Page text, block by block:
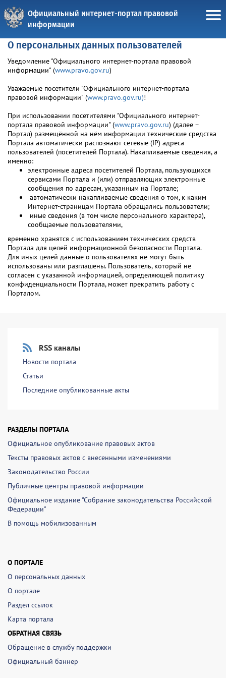
Официальный интернет-портал правовой
информации
О персональных данных пользователей
Уведомление "Официального интернет-портала правовой
информации" (www.pravo.gov.ru)
Уважаемые посетители "Официального интернет-портала
правовой информации" (www.pravo.gov.ru)!
При использовании посетителями "Официального интернет-
портала правовой информации" (www.pravo.gov.ru) (далее –
Портал) размещённой на нём информации технические средства
Портала автоматически распознают сетевые (IP) адреса
пользователей (посетителей Портала). Накапливаемые сведения, а
именно:
электронные адреса посетителей Портала, пользующихся
сервисами Портала и (или) отправляющих электронные
сообщения по адресам, указанным на Портале;
автоматически накапливаемые сведения о том, к каким
Интернет-страницам Портала обращались пользователи;
иные сведения (в том числе персонального характера),
сообщаемые пользователями,
временно хранятся с использованием технических средств
Портала для целей информационной безопасности Портала.
Для иных целей данные о пользователях не могут быть
использованы или разглашены. Пользователь, который не
согласен с указанной информацией, определяющей политику
конфиденциальности Портала, может прекратить работу с
Порталом.
RSS каналы
Новости портала
Статьи
Последние опубликованные акты
РАЗДЕЛЫ ПОРТАЛА
Официальное опубликование правовых актов
Тексты правовых актов с внесенными изменениями
Законодательство России
Публичные центры правовой информации
Официальное издание "Собрание законодательства Российской
Федерации"
В помощь мобилизованным
О ПОРТАЛЕ
О персональных данных
О портале
Раздел ссылок
Карта портала
ОБРАТНАЯ СВЯЗЬ
Обращение в службу поддержки
Официальный баннер